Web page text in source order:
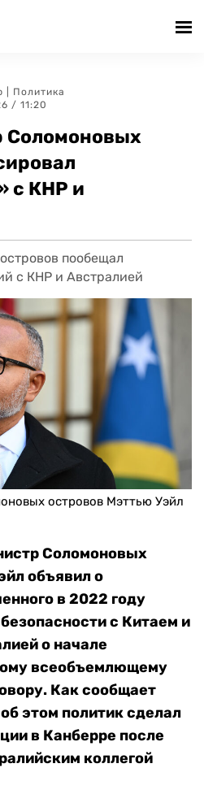
Политика
/ 11:20
Соломоновых
с КНР и
пообещал
с КНР и Австралией
островов Мэттью Уэйл
Соломоновых
объявил о
в 2022 году
с Китаем и
о начале
всеобъемлющему
Как сообщает
этом политик сделал
в Канберре после
коллегой